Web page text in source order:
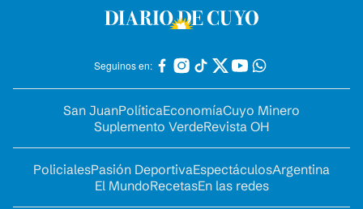
Seguinos en:
San JuanPolíticaEconomíaCuyo Minero
Suplemento VerdeRevista OH
PolicialesPasión DeportivaEspectáculosArgentina
El MundoRecetasEn las redes